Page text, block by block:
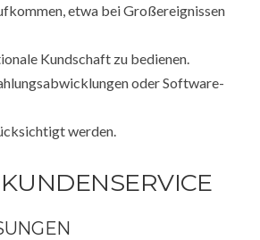
etwa bei Großereignissen
Kundschaft zu bedienen.
oder Software-
werden.